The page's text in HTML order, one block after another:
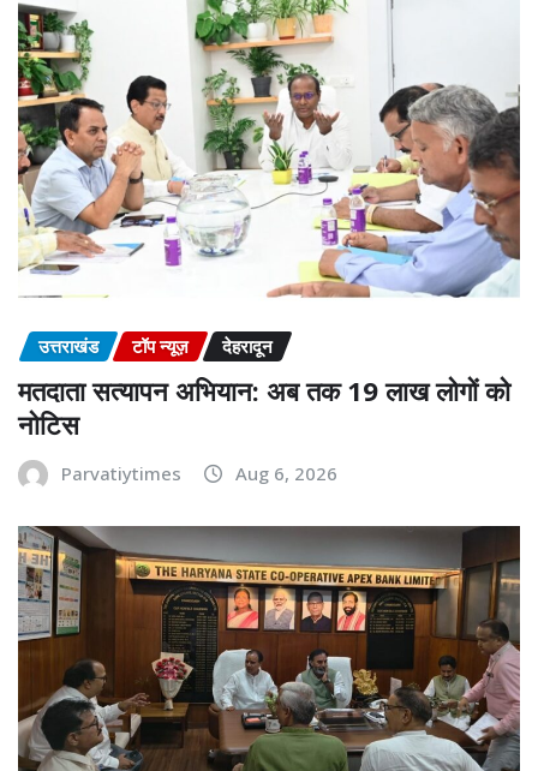
उत्तराखंड टॉप न्यूज़ देहरादून
मतदाता सत्यापन अभियान: अब तक 19 लाख लोगों को
नोटिस
Parvatiytimes Aug 6, 2026